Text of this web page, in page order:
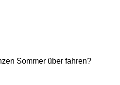
Sommer über fahren?